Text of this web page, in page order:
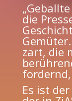
die
zart, die
Es ist